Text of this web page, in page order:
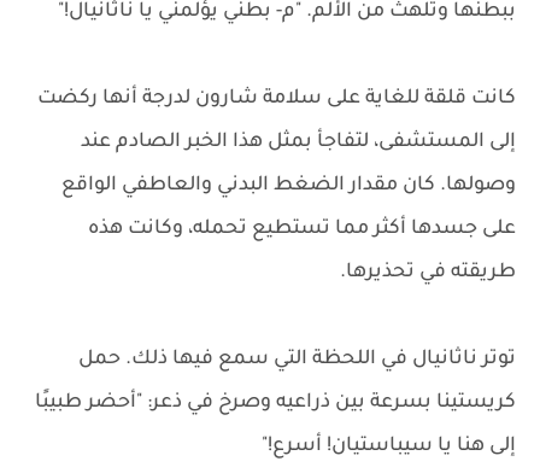
ببطنها وتلهث من الألم. "م- بطني يؤلمني يا ناثانيال!"
كانت قلقة للغاية على سلامة شارون لدرجة أنها ركضت
إلى المستشفى، لتفاجأ بمثل هذا الخبر الصادم عند
وصولها. كان مقدار الضغط البدني والعاطفي الواقع
على جسدها أكثر مما تستطيع تحمله، وكانت هذه
طريقته في تحذيرها.
توتر ناثانيال في اللحظة التي سمع فيها ذلك. حمل
كريستينا بسرعة بين ذراعيه وصرخ في ذعر: "أحضر طبيبًا
إلى هنا يا سيباستيان! أسرع!"